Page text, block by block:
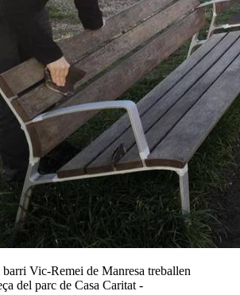
barri Vic-Remei de Manresa treballen
del parc de Casa Caritat -